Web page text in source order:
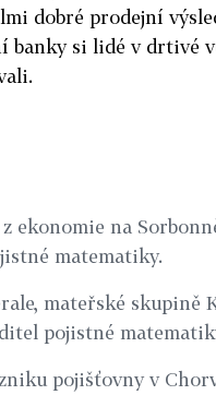
dobré prodejní
banky si lidé v drtivé
ekonomie na
matematiky.
mateřské skupině
pojistné
pojišťovny v